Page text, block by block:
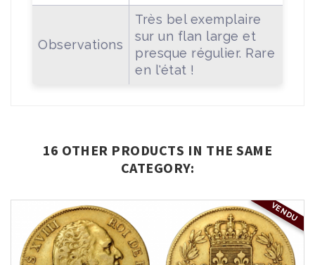
Observations
Très bel exemplaire
sur un flan large et
presque régulier. Rare
en l'état !
16 OTHER PRODUCTS IN THE SAME
CATEGORY:
VENDU